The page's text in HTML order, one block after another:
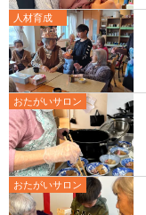
人材育成
おたがいサロン
おたがいサロン